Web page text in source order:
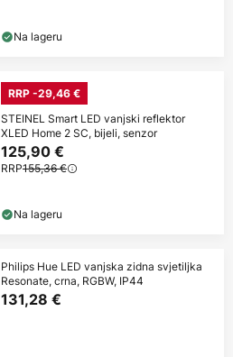
Na lageru
RRP -29,46 €
STEINEL Smart LED vanjski reflektor
XLED Home 2 SC, bijeli, senzor
125,90 €
RRP155,36 €
Na lageru
Philips Hue LED vanjska zidna svjetiljka
Resonate, crna, RGBW, IP44
131,28 €